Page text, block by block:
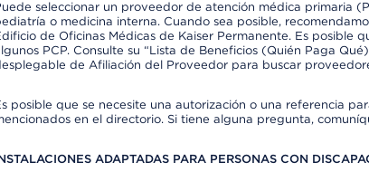
seleccionar un proveedor de atención médica primaria
o medicina interna. Cuando sea posible,
de Oficinas Médicas de Kaiser Permanente. Es posible
PCP. Consulte su “Lista de Beneficios (Quién Paga
de Afiliación del Proveedor para buscar
posible que se necesite una autorización o una referencia
en el directorio. Si tiene alguna pregunta,
ADAPTADAS PARA PERSONAS CON